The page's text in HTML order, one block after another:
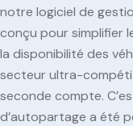
notre logiciel de
conçu pour simplifier
la disponibilité des
secteur ultra-
seconde compte.
d’autopartage a été